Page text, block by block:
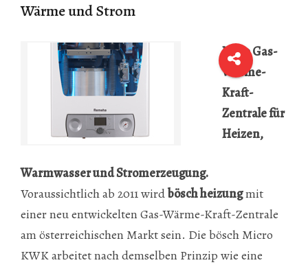
Wärme und Strom
Neue Gas-
Wärme-
Kraft-
Zentrale für
Heizen,
Warmwasser und Stromerzeugung.
Voraussichtlich ab 2011 wirdbösch heizungmit
einer neu entwickelten Gas-Wärme-Kraft-Zentrale
am österreichischen Markt sein. Die bösch Micro
KWK arbeitet nach demselben Prinzip wie eine